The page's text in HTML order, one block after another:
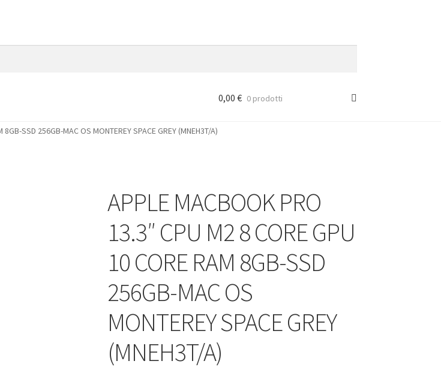
0,00 € 0 prodotti
SSD 256GB-MAC OS MONTEREY SPACE GREY (MNEH3T/A)
APPLE MACBOOK PRO
13.3″ CPU M2 8 CORE GPU
10 CORE RAM 8GB-SSD
256GB-MAC OS
MONTEREY SPACE GREY
(MNEH3T/A)